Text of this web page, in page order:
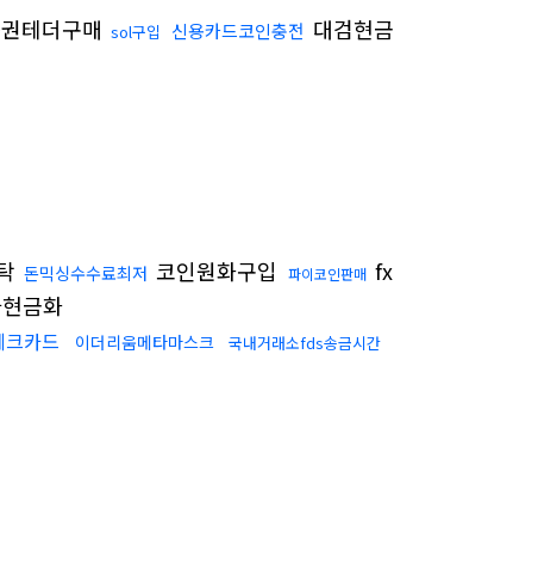
테더구매 sol구입 신용카드코인충전 대검현금
돈믹싱수수료최저 코인원화구입 파이코인판매 fx
금화
카드 이더리움메타마스크 국내거래소fds송금시간